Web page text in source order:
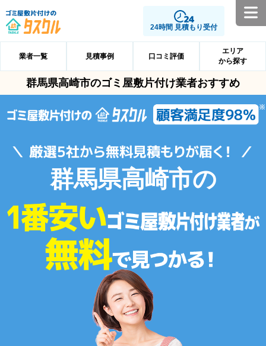
24時間 見積もり受付
業者一覧 見積事例 口コミ評価
エリア
から探す
群馬県高崎市のゴミ屋敷片付け業者おすすめ
群馬県高崎市の